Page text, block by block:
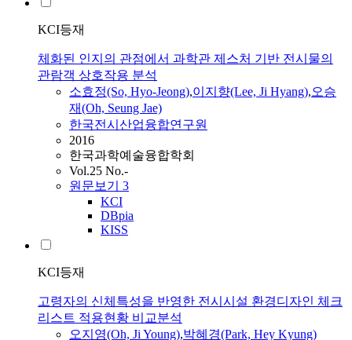
KCI등재
체화된 인지의 관점에서 과학관 제스처 기반 전시물의
관람객 상호작용 분석
소효정(So, Hyo-Jeong),이지향(Lee, Ji Hyang),오승
재(Oh, Seung Jae)
한국전시산업융합연구원
2016
한국과학예술융합학회
Vol.25 No.-
원문보기 3
KCI
DBpia
KISS
KCI등재
고령자의 신체특성을 반영한 전시시설 환경디자인 체크
리스트 적용현황 비교분석
오지영(Oh, Ji Young),박혜경(Park, Hey Kyung)